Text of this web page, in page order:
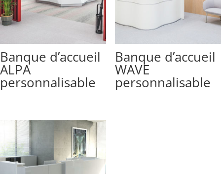
Banque d’accueil
ALPA
personnalisable
Banque d’accueil
WAVE
personnalisable